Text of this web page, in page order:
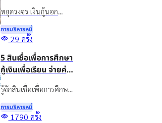
20,000 ใน 3 เดือน
หยุดวงจร เงินกู้นอก
ระบบ ด้วยวิธีออมเงิน
เผยเทคนิคเก็บเงิน
รายได้ไม่แน่นอน พร้อม
ทางออกแก้หนี้อย่างยั่งยืน
ด้วยสินเชื่อทะเบียนรถ
การบริหารหนี้
29 ครั้ง
5 สินเชื่อเพื่อการศึกษา
กู้เงินเพื่อเรียน จ่ายค่า
เทอม มีช่องทางไหน
บ้าง?
รู้จักสินเชื่อเพื่อการศึกษา
คืออะไร พร้อมรวมแหล่ง
ขอสินเชื่อเพื่อการศึกษา กู้
การบริหารหนี้
1790 ครั้ง